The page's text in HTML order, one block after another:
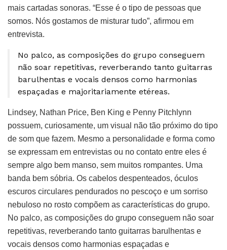
mais cartadas sonoras. “Esse é o tipo de pessoas que
somos. Nós gostamos de misturar tudo”, afirmou em
entrevista.
No palco, as composições do grupo conseguem
não soar repetitivas, reverberando tanto guitarras
barulhentas e vocais densos como harmonias
espaçadas e majoritariamente etéreas.
Lindsey, Nathan Price, Ben King e Penny Pitchlynn
possuem, curiosamente, um visual não tão próximo do tipo
de som que fazem. Mesmo a personalidade e forma como
se expressam em entrevistas ou no contato entre eles é
sempre algo bem manso, sem muitos rompantes. Uma
banda bem sóbria. Os cabelos despenteados, óculos
escuros circulares pendurados no pescoço e um sorriso
nebuloso no rosto compõem as características do grupo.
No palco, as composições do grupo conseguem não soar
repetitivas, reverberando tanto guitarras barulhentas e
vocais densos como harmonias espaçadas e